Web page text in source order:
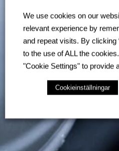
We use cookies on our
relevant experience by
and repeat visits. By clicking
to the use of ALL the
"Cookie Settings" to provide
Cookieinställningar